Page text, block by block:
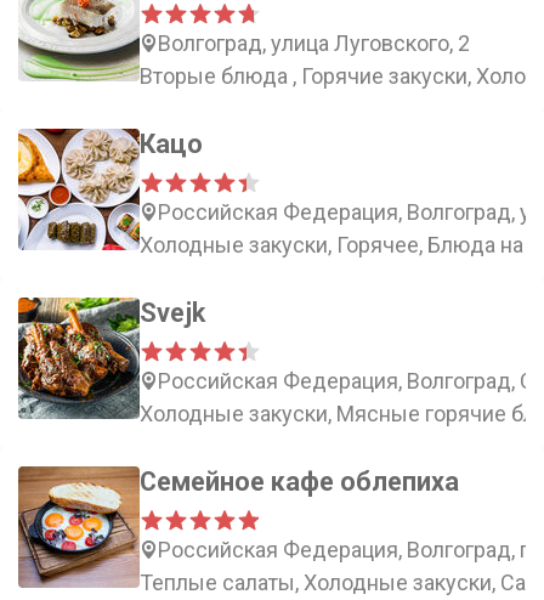
Волгоград, улица Луговского, 2
Вторые блюда , Горячие закуски,
Кацо
Российская Федерация, Волгоград,
Холодные закуски, Горячее, Блюда на
Svejk
Российская Федерация, Волгоград,
Холодные закуски, Мясные горячие
Семейное кафе облепиха
Российская Федерация, Волгоград,
Теплые салаты, Холодные закуски,